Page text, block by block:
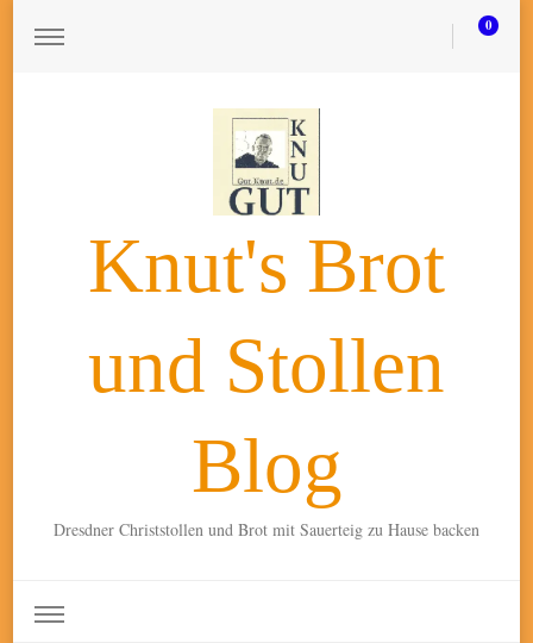
0
Knut's Brot
und Stollen
Blog
Dresdner Christstollen und Brot mit Sauerteig zu Hause backen